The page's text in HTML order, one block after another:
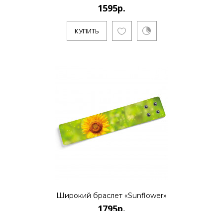
1595р.
КУПИТЬ
Широкий браслет «Sunflower»
1795р.